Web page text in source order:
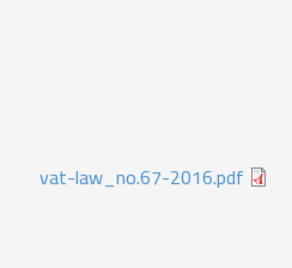
vat-law_no.67-2016.pdf